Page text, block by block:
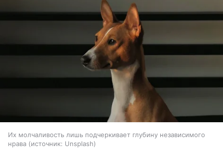
Их молчаливость лишь подчеркивает глубину независимого
нрава
источник: Unsplash